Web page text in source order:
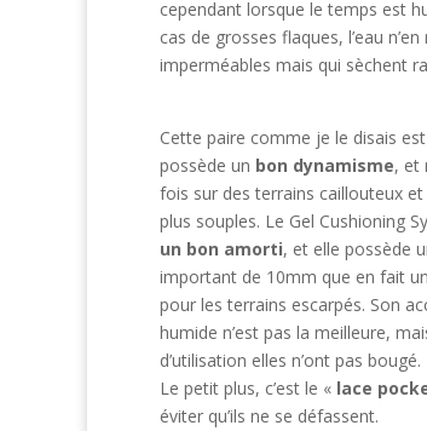
cependant lorsque le temps est
cas de grosses flaques, l’eau
imperméables mais qui sèchent
Cette paire comme je le disais
possède un bon dynamisme, et
fois sur des terrains caillouteux
plus souples. Le Gel Cushioning
un bon amorti, et elle possède
important de 10mm que en fait
pour les terrains escarpés. Son
humide n’est pas la meilleure,
d’utilisation elles n’ont pas bougé.
Le petit plus, c’est le « lace
éviter qu’ils ne se défassent.